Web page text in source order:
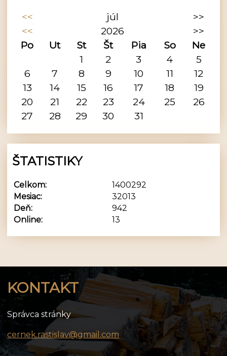
<< júl
>>
<<
2026
>>
Po
Ut St Št Pia So
Ne
1
2 3 4
5
6
7 8 9 10 11
12
13
14 15 16 17 18
19
20
21 22 23 24 25
26
27
28 29 30 31
ŠTATISTIKY
Online: 13
Celkom:
1400292
Mesiac:
32013
Deň:
942
KONTAKT
Správca stránky
cernek.rastislav@gmail.com